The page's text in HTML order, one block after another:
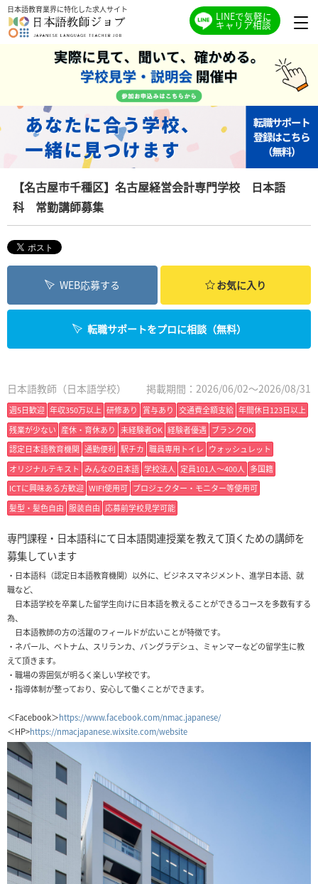
日本語教育業界に特化した求人サイト
LINEで気軽に
キャリア相談
【名古屋市千種区】名古屋経営会計専門学校 日本語
科 常勤講師募集
WEB応募する お気に入り
転職サポートをプロに相談（無料）
日本語教師（日本語学校） 掲載期間：2026/06/02～2026/08/31
週5日歓迎 年収350万以上 研修あり 賞与あり 交通費全額支給 年間休日123日以上
残業が少ない 産休・育休あり 未経験者OK 経験者優遇 ブランクOK
認定日本語教育機関 通勤便利 駅チカ 職員専用トイレ ウォッシュレット
オリジナルテキスト
みんなの日本語 学校法人 定員101人〜400人
多国籍
ICTに興味ある方歓迎 WIFI使用可 プロジェクター・モニター等使用可
髪型・髪色自由 服装自由 応募前学校見学可能
専門課程・日本語科にて日本語関連授業を教えて頂くための講師を
募集しています
・日本語科（認定日本語教育機関）以外に、ビジネスマネジメント、進学日本語、就
職など、
日本語学校を卒業した留学生向けに日本語を教えることができるコースを多数有する
為、
日本語教師の方の活躍のフィールドが広いことが特徴です。
・ネパール、ベトナム、スリランカ、バングラデシュ、ミャンマーなどの留学生に教
えて頂きます。
・職場の雰囲気が明るく楽しい学校です。
・指導体制が整っており、安心して働くことができます。
＜Facebook＞https://www.facebook.com/nmac.japanese/
＜HP>https://nmacjapanese.wixsite.com/website